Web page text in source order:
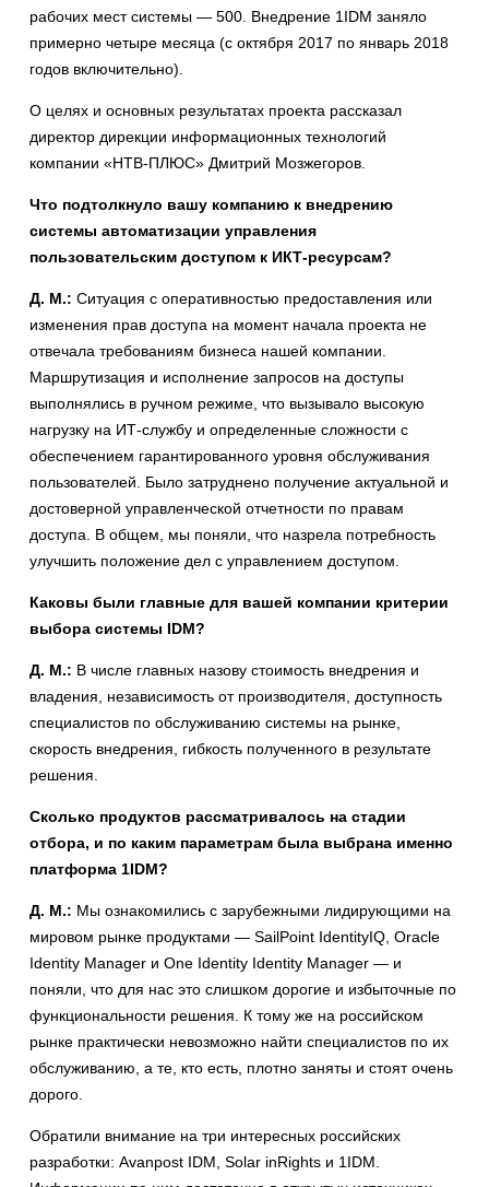
рабочих мест системы — 500. Внедрение 1IDM заняло
примерно четыре месяца (с октября 2017 по январь 2018
годов включительно).
О целях и основных результатах проекта рассказал
директор дирекции информационных технологий
компании «НТВ-ПЛЮС» Дмитрий Мозжегоров.
Что подтолкнуло вашу компанию к внедрению
системы автоматизации управления
пользовательским доступом к ИКТ-ресурсам?
Д. М.: Ситуация с оперативностью предоставления или
изменения прав доступа на момент начала проекта не
отвечала требованиям бизнеса нашей компании.
Маршрутизация и исполнение запросов на доступы
выполнялись в ручном режиме, что вызывало высокую
нагрузку на ИТ-службу и определенные сложности с
обеспечением гарантированного уровня обслуживания
пользователей. Было затруднено получение актуальной и
достоверной управленческой отчетности по правам
доступа. В общем, мы поняли, что назрела потребность
улучшить положение дел с управлением доступом.
Каковы были главные для вашей компании критерии
выбора системы IDM?
Д. М.: В числе главных назову стоимость внедрения и
владения, независимость от производителя, доступность
специалистов по обслуживанию системы на рынке,
скорость внедрения, гибкость полученного в результате
решения.
Сколько продуктов рассматривалось на стадии
отбора, и по каким параметрам была выбрана именно
платформа 1IDM?
Д. М.: Мы ознакомились с зарубежными лидирующими на
мировом рынке продуктами — SailPoint IdentityIQ, Oracle
Identity Manager и One Identity Identity Manager — и
поняли, что для нас это слишком дорогие и избыточные по
функциональности решения. К тому же на российском
рынке практически невозможно найти специалистов по их
обслуживанию, а те, кто есть, плотно заняты и стоят очень
дорого.
Обратили внимание на три интересных российских
разработки: Avanpost IDM, Solar inRights и 1IDM.